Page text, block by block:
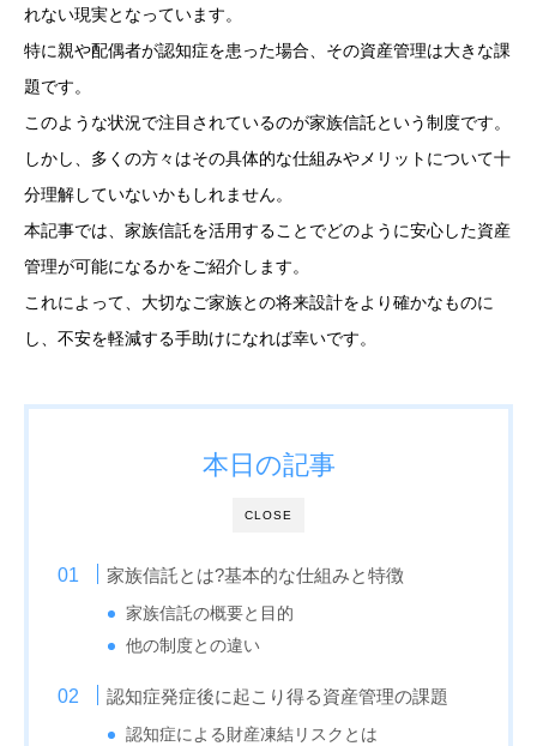
れない現実となっています。
特に親や配偶者が認知症を患った場合、その資産管理は大きな課
題です。
このような状況で注目されているのが家族信託という制度です。
しかし、多くの方々はその具体的な仕組みやメリットについて十
分理解していないかもしれません。
本記事では、家族信託を活用することでどのように安心した資産
管理が可能になるかをご紹介します。
これによって、大切なご家族との将来設計をより確かなものに
し、不安を軽減する手助けになれば幸いです。
CLOSE
本日の記事
家族信託とは?基本的な仕組みと特徴
家族信託の概要と目的
他の制度との違い
認知症発症後に起こり得る資産管理の課題
認知症による財産凍結リスクとは